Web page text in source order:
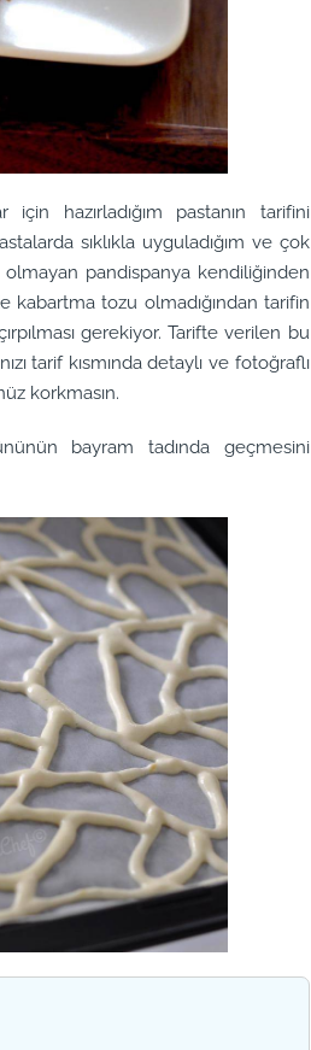
hazırladığım pastanın tarifini
sıklıkla uyguladığım ve çok
olmayan pandispanya kendiliğinden
kabartma tozu olmadığından tarifin
gerekiyor. Tarifte verilen bu
tarif kısmında detaylı ve fotoğraflı
korkmasın.
bayram tadında geçmesini